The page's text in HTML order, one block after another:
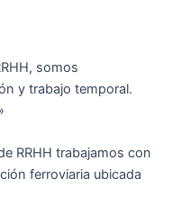
somos
y trabajo temporal.
RRHH trabajamos con
ferroviaria ubicada